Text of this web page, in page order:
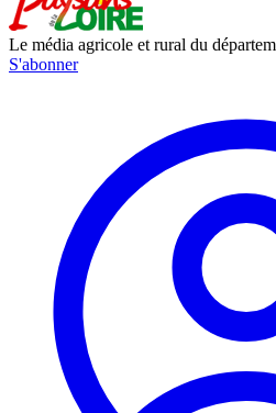
Le média agricole et rural du
S'abonner